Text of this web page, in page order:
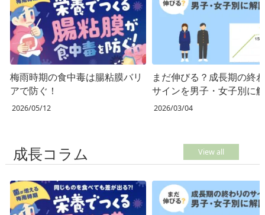
梅雨時期の食中毒は腸粘膜バリ
アで防ぐ！
2026/05/12
まだ伸びる？成長期の終
サインを男子・女子別に
2026/03/04
View all
成長コラム